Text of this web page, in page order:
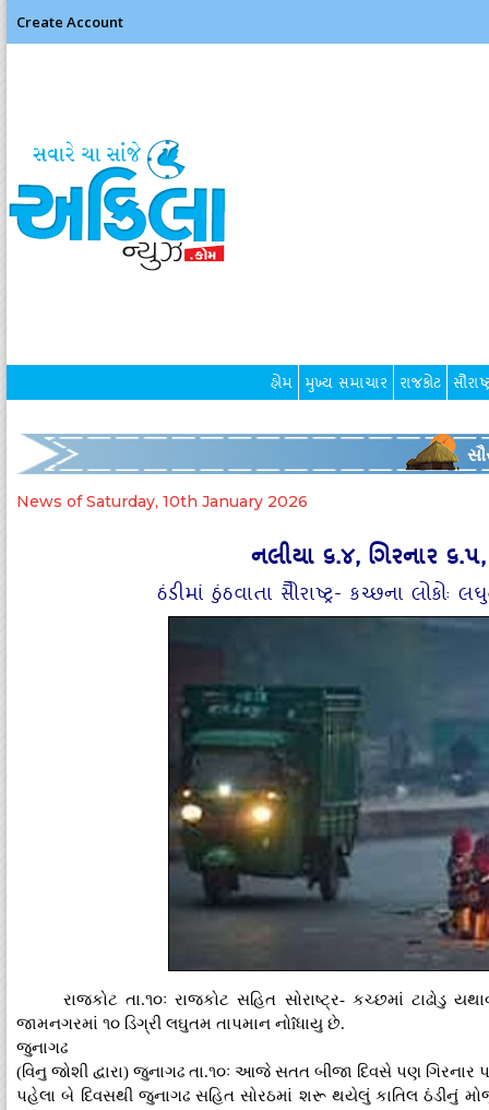
Create Account
હોમ મુખ્ય સમાચાર રાજકોટ
News of Saturday, 10th January 2026
નલીયા ૬.૪, ગિરનાર
ઠંડીમાં ઠુંઠવાતા સોૈરાષ્‍ટ્ર- કચ્‍છના
રાજકોટ તા.૧૦ઃ રાજકોટ સહિત સોરાષ્ટ્ર- કચ્છમાં
જામનગરમાં ૧૦ ડિગ્રી લઘુતમ તાપમાન નોîધાયુ છે.
જુનાગઢ
(વિનુ જોશી દ્વારા) જુનાગઢ તા.૧૦ઃ આજે સતત બીજા દિવસે પણ ગિરનાર
પહેલા બે દિવસથી જુનાગઢ સહિત સોરઠમાં શરૂ થયેલું કાતિલ ઠંડીનું